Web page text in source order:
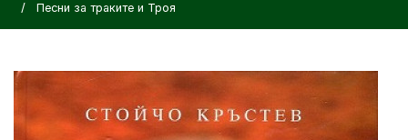
Песни за траките и Троя